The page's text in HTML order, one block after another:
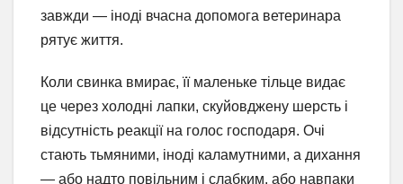
завжди — іноді вчасна допомога ветеринара
рятує життя.
Коли свинка вмирає, її маленьке тільце видає
це через холодні лапки, скуйовджену шерсть і
відсутність реакції на голос господаря. Очі
стають тьмяними, іноді каламутними, а дихання
— або надто повільним і слабким, або навпаки